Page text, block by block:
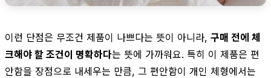
이런 단점은 무조건 제품이 나쁘다는 뜻이 아니라, 구매 전에 체
크해야 할 조건이 명확하다는 뜻에 가까워요. 특히 이 제품은 편
안함을 장점으로 내세우는 만큼, 그 편안함이 개인 체형에서는